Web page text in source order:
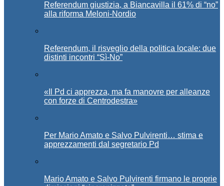
Referendum giustizia, a Biancavilla il 61% di “no”
alla riforma Meloni-Nordio
Referendum, il risveglio della politica locale: due
distinti incontri “Sì-No”
«Il Pd ci apprezza, ma fa manovre per alleanze
con forze di Centrodestra»
Per Mario Amato e Salvo Pulvirenti… stima e
apprezzamenti dal segretario Pd
Mario Amato e Salvo Pulvirenti firmano le proprie